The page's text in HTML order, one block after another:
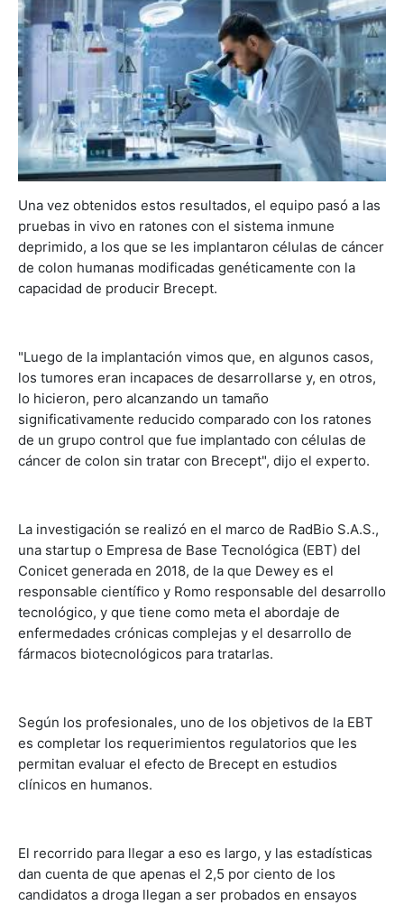
Una vez obtenidos estos resultados, el equipo pasó a las
pruebas in vivo en ratones con el sistema inmune
deprimido, a los que se les implantaron células de cáncer
de colon humanas modificadas genéticamente con la
capacidad de producir Brecept.
"Luego de la implantación vimos que, en algunos casos,
los tumores eran incapaces de desarrollarse y, en otros,
lo hicieron, pero alcanzando un tamaño
significativamente reducido comparado con los ratones
de un grupo control que fue implantado con células de
cáncer de colon sin tratar con Brecept", dijo el experto.
La investigación se realizó en el marco de RadBio S.A.S.,
una startup o Empresa de Base Tecnológica (EBT) del
Conicet generada en 2018, de la que Dewey es el
responsable científico y Romo responsable del desarrollo
tecnológico, y que tiene como meta el abordaje de
enfermedades crónicas complejas y el desarrollo de
fármacos biotecnológicos para tratarlas.
Según los profesionales, uno de los objetivos de la EBT
es completar los requerimientos regulatorios que les
permitan evaluar el efecto de Brecept en estudios
clínicos en humanos.
El recorrido para llegar a eso es largo, y las estadísticas
dan cuenta de que apenas el 2,5 por ciento de los
candidatos a droga llegan a ser probados en ensayos